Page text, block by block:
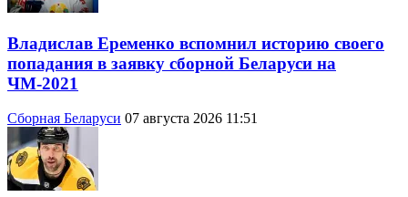
Владислав Еременко вспомнил историю своего
попадания в заявку сборной Беларуси на
ЧМ-2021
Сборная Беларуси 07 августа 2026 11:51